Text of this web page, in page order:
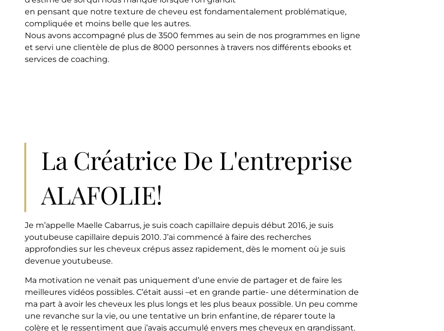
en pensant que notre texture de cheveu est fondamentalement problématique,
compliquée et moins belle que les autres.
Nous avons accompagné plus de 3500 femmes au sein de nos programmes en ligne
et servi une clientèle de plus de 8000 personnes à travers nos différents ebooks et
services de coaching.
La Créatrice De L'entreprise
ALAFOLIE!
Je m’appelle Maelle Cabarrus, je suis coach capillaire depuis début 2016, je suis
youtubeuse capillaire depuis 2010. J’ai commencé à faire des recherches
approfondies sur les cheveux crépus assez rapidement, dès le moment où je suis
devenue youtubeuse.
Ma motivation ne venait pas uniquement d’une envie de partager et de faire les
meilleures vidéos possibles. C’était aussi –et en grande partie- une détermination de
ma part à avoir les cheveux les plus longs et les plus beaux possible. Un peu comme
une revanche sur la vie, ou une tentative un brin enfantine, de réparer toute la
colère et le ressentiment que j’avais accumulé envers mes cheveux en grandissant.